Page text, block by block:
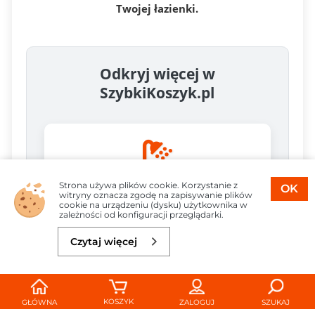
GŁÓWNA KOSZYK ZALOGUJ SZUKAJ
1 056,79 zł
Twojej łazienki.
Odkryj więcej w
SzybkiKoszyk.pl
Armatura i Hydraulika
Wszystko do Twojej łazienki: baterie, panele,
kabiny i więcej.
OK
Strona używa plików cookie. Korzystanie z
witryny oznacza zgodę na zapisywanie plików
cookie na urządzeniu (dysku) użytkownika w
zależności od konfiguracji przeglądarki.
Czytaj więcej